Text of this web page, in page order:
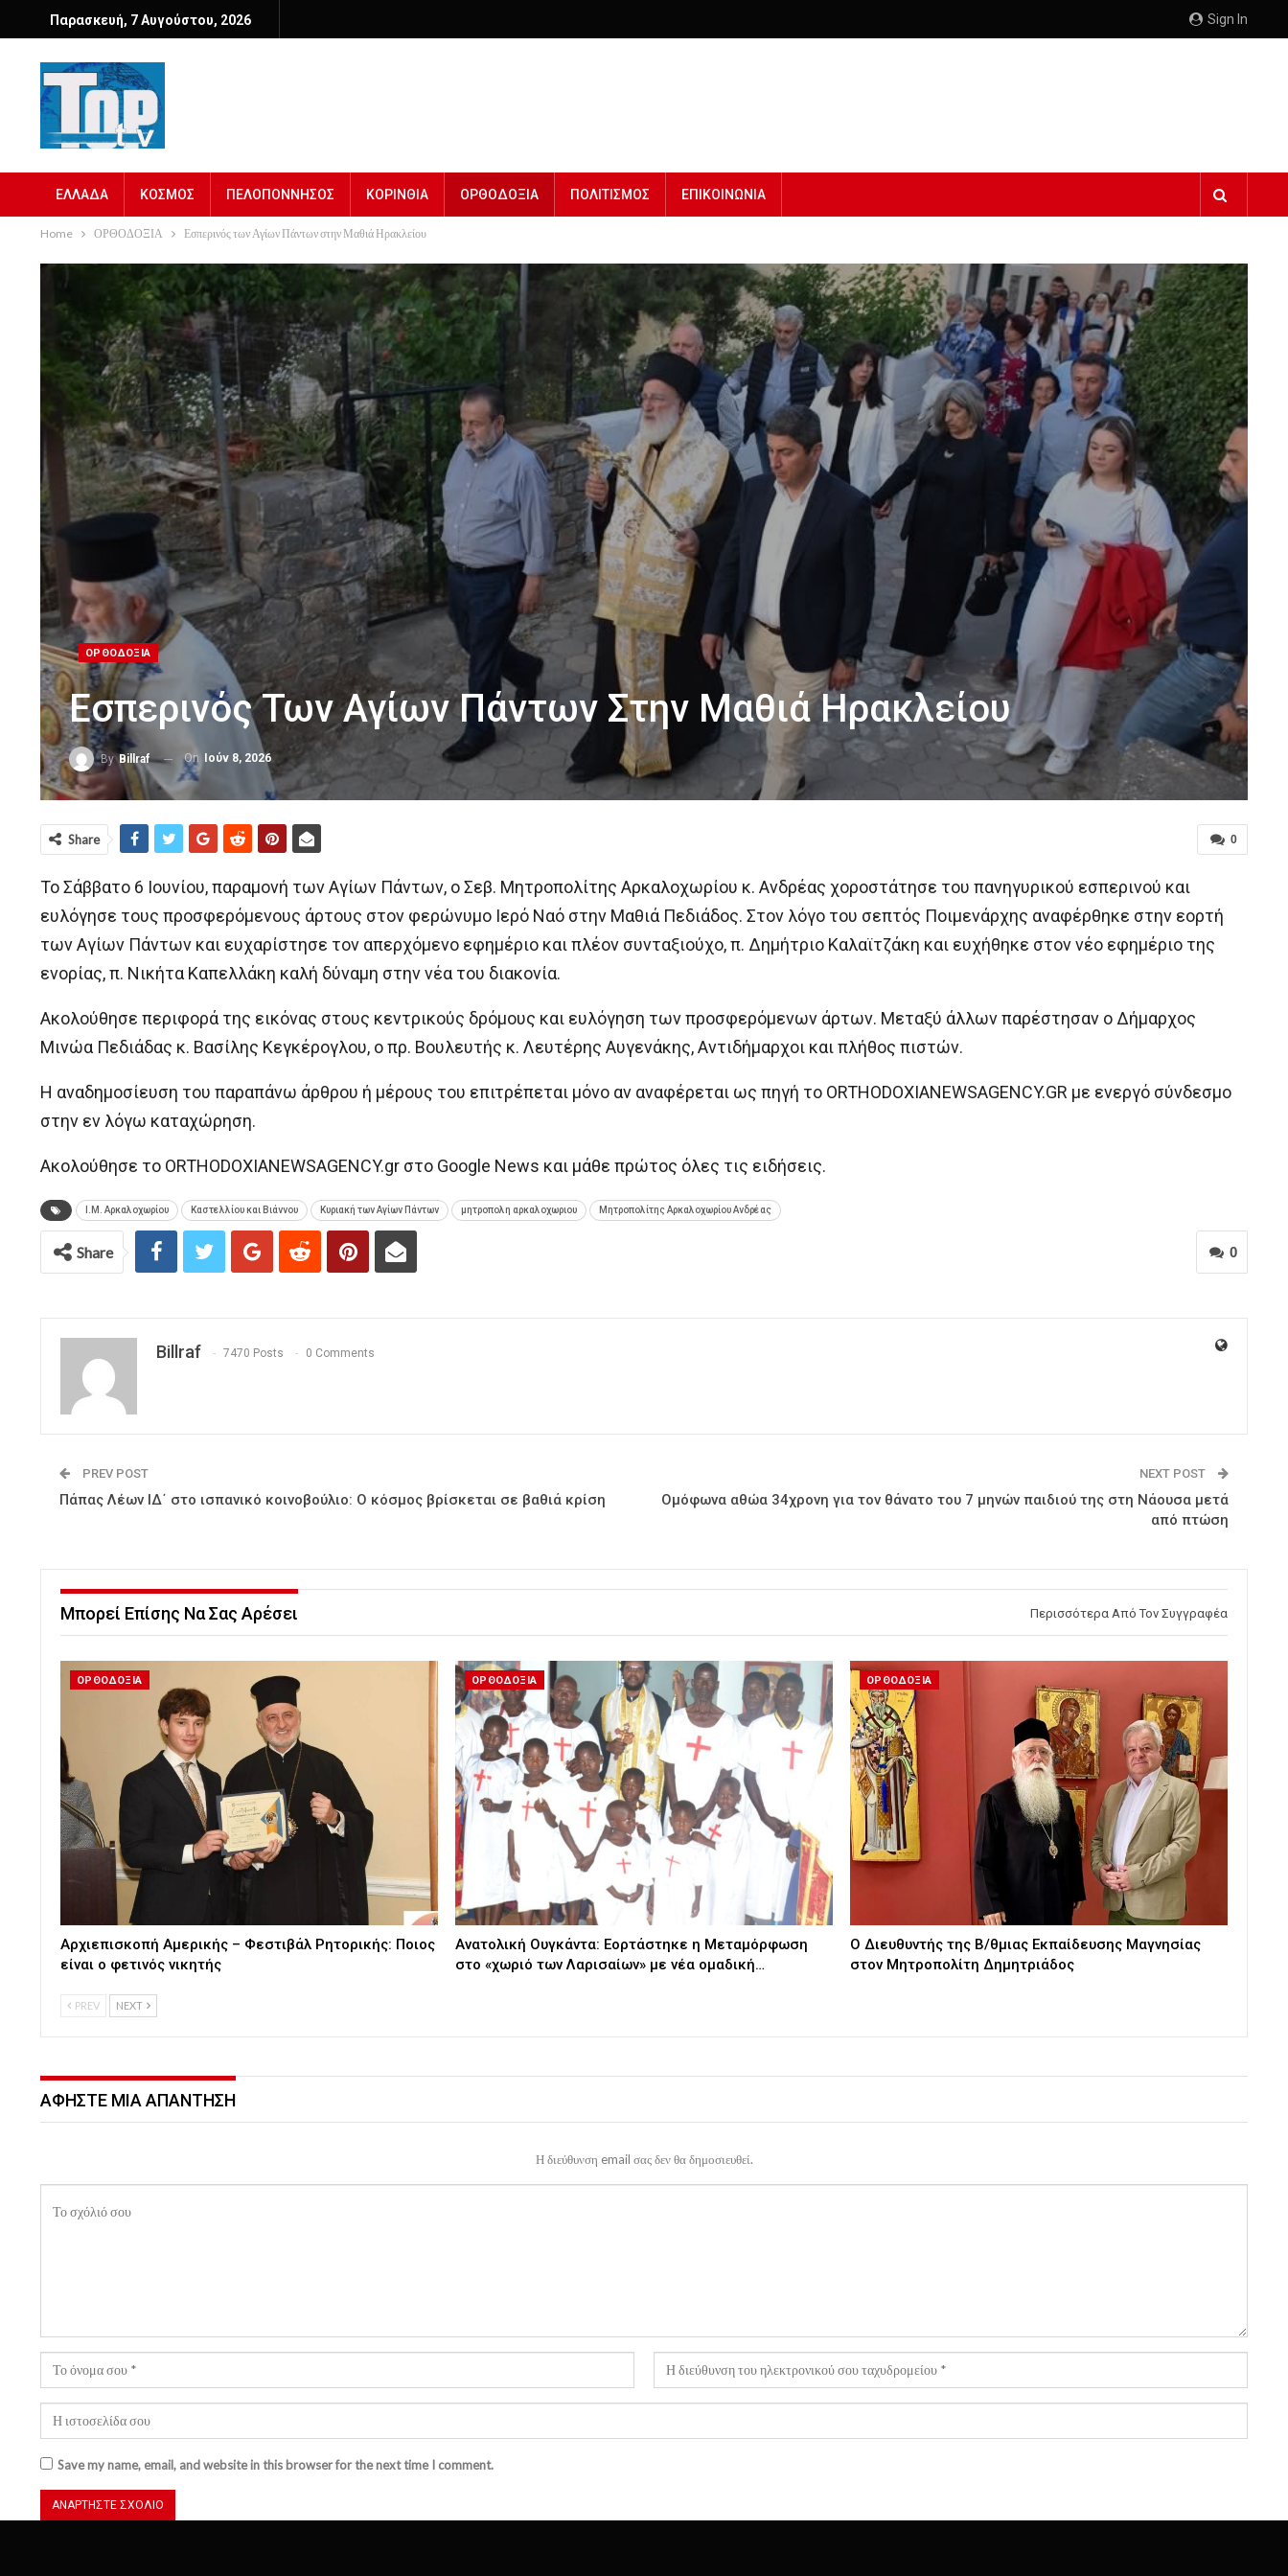
Sign In
Παρασκευή, 7 Αυγούστου, 2026
ΕΛΛΑΔΑ ΚΟΣΜΟΣ ΠΕΛΟΠΟΝΝΗΣΟΣ ΚΟΡΙΝΘΙΑ ΟΡΘΟΔΟΞΙΑ ΠΟΛΙΤΙΣΜΟΣ ΕΠΙΚΟΙΝΩΝΙΑ
Home ΟΡΘΟΔΟΞΙΑ Εσπερινός των Αγίων Πάντων στην Μαθιά Ηρακλείου
ΟΡΘΟΔΟΞΙΑ
Εσπερινός Των Αγίων Πάντων Στην Μαθιά Ηρακλείου
ByBillraf On Ιούν 8, 2026
0
Share
Το Σάββατο 6 Ιουνίου, παραμονή των Αγίων Πάντων, ο Σεβ. Μητροπολίτης Αρκαλοχωρίου κ. Ανδρέας χοροστάτησε του πανηγυρικού εσπερινού και
ευλόγησε τους προσφερόμενους άρτους στον φερώνυμο Ιερό Ναό στην Μαθιά Πεδιάδος. Στον λόγο του σεπτός Ποιμενάρχης αναφέρθηκε στην εορτή
των Αγίων Πάντων και ευχαρίστησε τον απερχόμενο εφημέριο και πλέον συνταξιούχο, π. Δημήτριο Καλαϊτζάκη και ευχήθηκε στον νέο εφημέριο της
ενορίας, π. Νικήτα Καπελλάκη καλή δύναμη στην νέα του διακονία.
Ακολούθησε περιφορά της εικόνας στους κεντρικούς δρόμους και ευλόγηση των προσφερόμενων άρτων. Μεταξύ άλλων παρέστησαν ο Δήμαρχος
Μινώα Πεδιάδας κ. Βασίλης Κεγκέρογλου, ο πρ. Βουλευτής κ. Λευτέρης Αυγενάκης, Αντιδήμαρχοι και πλήθος πιστών.
H αναδημοσίευση του παραπάνω άρθρου ή μέρους του επιτρέπεται μόνο αν αναφέρεται ως πηγή το ORTHODOXIANEWSAGENCY.GR με ενεργό σύνδεσμο
στην εν λόγω καταχώρηση.
Ακολούθησε το ORTHODOXIANEWSAGENCY.gr στο Google News και μάθε πρώτος όλες τις ειδήσεις.
Ι.Μ. Αρκαλοχωρίου Καστελλίου και Βιάννου Κυριακή των Αγίων Πάντων μητροπολη αρκαλοχωριου Μητροπολίτης Αρκαλοχωρίου Ανδρέας
0
Share
Billraf 7470 Posts 0 Comments
PREV POST
Πάπας Λέων ΙΔ΄ στο ισπανικό κοινοβούλιο: Ο κόσμος βρίσκεται σε βαθιά κρίση
NEXT POST
Ομόφωνα αθώα 34χρονη για τον θάνατο του 7 μηνών παιδιού της στη Νάουσα μετά
από πτώση
Μπορεί Επίσης Να Σας Αρέσει Περισσότερα Από Τον Συγγραφέα
ΟΡΘΟΔΟΞΙΑ
Αρχιεπισκοπή Αμερικής – Φεστιβάλ Ρητορικής: Ποιος
είναι ο φετινός νικητής
ΟΡΘΟΔΟΞΙΑ
Ανατολική Ουγκάντα: Εορτάστηκε η Μεταμόρφωση
στο «χωριό των Λαρισαίων» με νέα ομαδική…
ΟΡΘΟΔΟΞΙΑ
Ο Διευθυντής της Β/θμιας Εκπαίδευσης Μαγνησίας
στον Μητροπολίτη Δημητριάδος
PREV NEXT
ΑΦΉΣΤΕ ΜΙΑ ΑΠΆΝΤΗΣΗ
Η διεύθυνση email σας δεν θα δημοσιευθεί.
Save my name, email, and website in this browser for the next time I comment.